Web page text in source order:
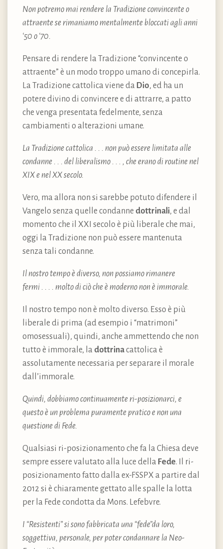
Non potremo mai rendere la Tradizione convincente o
attraente se rimaniamo mentalmente bloccati agli anni
‘50 o ‘70.
Pensare di rendere la Tradizione “convincente o
attraente” è un modo troppo umano di concepirla.
La Tradizione cattolica viene da Dio, ed ha un
potere divino di convincere e di attrarre, a patto
che venga presentata fedelmente, senza
cambiamenti o alterazioni umane.
La Tradizione cattolica . . . non può essere limitata alle
condanne . . . del liberalismo . . . , che erano di routine nel
XIX e nel XX secolo.
Vero, ma allora non si sarebbe potuto difendere il
Vangelo senza quelle condanne dottrinali, e dal
momento che il XXI secolo è più liberale che mai,
oggi la Tradizione non può essere mantenuta
senza tali condanne.
Il nostro tempo è diverso, non possiamo rimanere
fermi . . . . molto di ciò che è moderno non è immorale.
Il nostro tempo non è molto diverso. Esso è più
liberale di prima (ad esempio i “matrimoni”
omosessuali), quindi, anche ammettendo che non
tutto è immorale, la dottrinacattolica è
assolutamente necessaria per separare il morale
dall’immorale.
Quindi, dobbiamo continuamente ri-posizionarci, e
questo è un problema puramente pratico e non una
questione di Fede.
Qualsiasi ri-posizionamento che fa la Chiesa deve
sempre essere valutato alla luce della Fede. Il ri-
posizionamento fatto dalla ex-FSSPX a partire dal
2012 si è chiaramente gettato alle spalle la lotta
per la Fede condotta da Mons. Lefebvre.
I “Resistenti” si sono fabbricata una “fede”da loro,
soggettiva, personale, per poter condannare la Neo-